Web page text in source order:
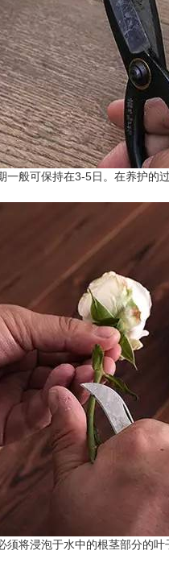
般可保持在3-5日。在养护的
须将浸泡于水中的根茎部分的